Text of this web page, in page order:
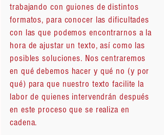
trabajando con guiones de distintos
formatos, para conocer las dificultades
con las que podemos encontrarnos a la
hora de ajustar un texto, así como las
posibles soluciones. Nos centraremos
en qué debemos hacer y qué no (y por
qué) para que nuestro texto facilite la
labor de quienes intervendrán después
en este proceso que se realiza en
cadena.